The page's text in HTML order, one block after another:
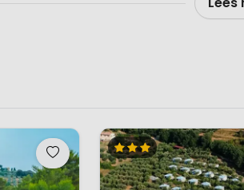
ongemakkelijke nachten op
lekker matras. De keuken is
er is goed serviesgoed en
het geheel. Diverse
met een vaste luifel zodat je